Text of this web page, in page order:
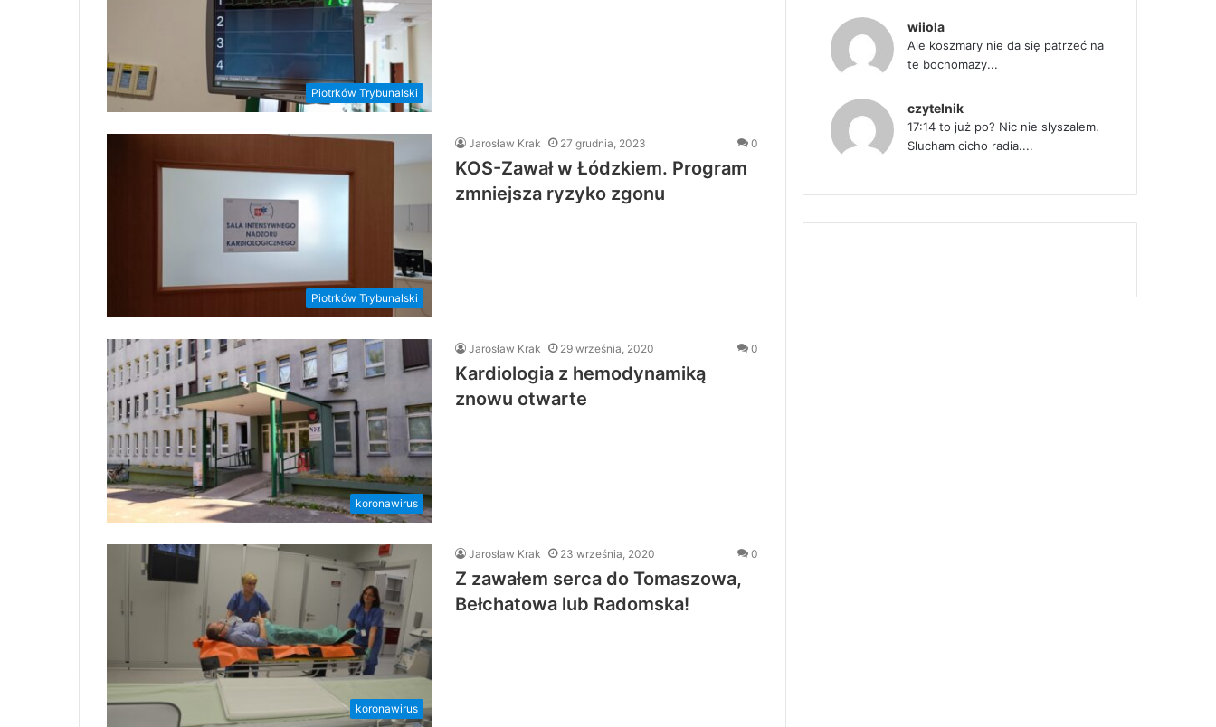
Piotrków Trybunalski
Piotrków Trybunalski
Jarosław Krak 27 grudnia, 2023 0
KOS-Zawał w Łódzkiem. Program
zmniejsza ryzyko zgonu
koronawirus
Jarosław Krak 29 września, 2020 0
Kardiologia z hemodynamiką
znowu otwarte
koronawirus
Jarosław Krak 23 września, 2020 0
Z zawałem serca do Tomaszowa,
Bełchatowa lub Radomska!
wiiola
Ale koszmary nie da się patrzeć na
te bochomazy...
czytelnik
17:14 to już po? Nic nie słyszałem.
Słucham cicho radia....